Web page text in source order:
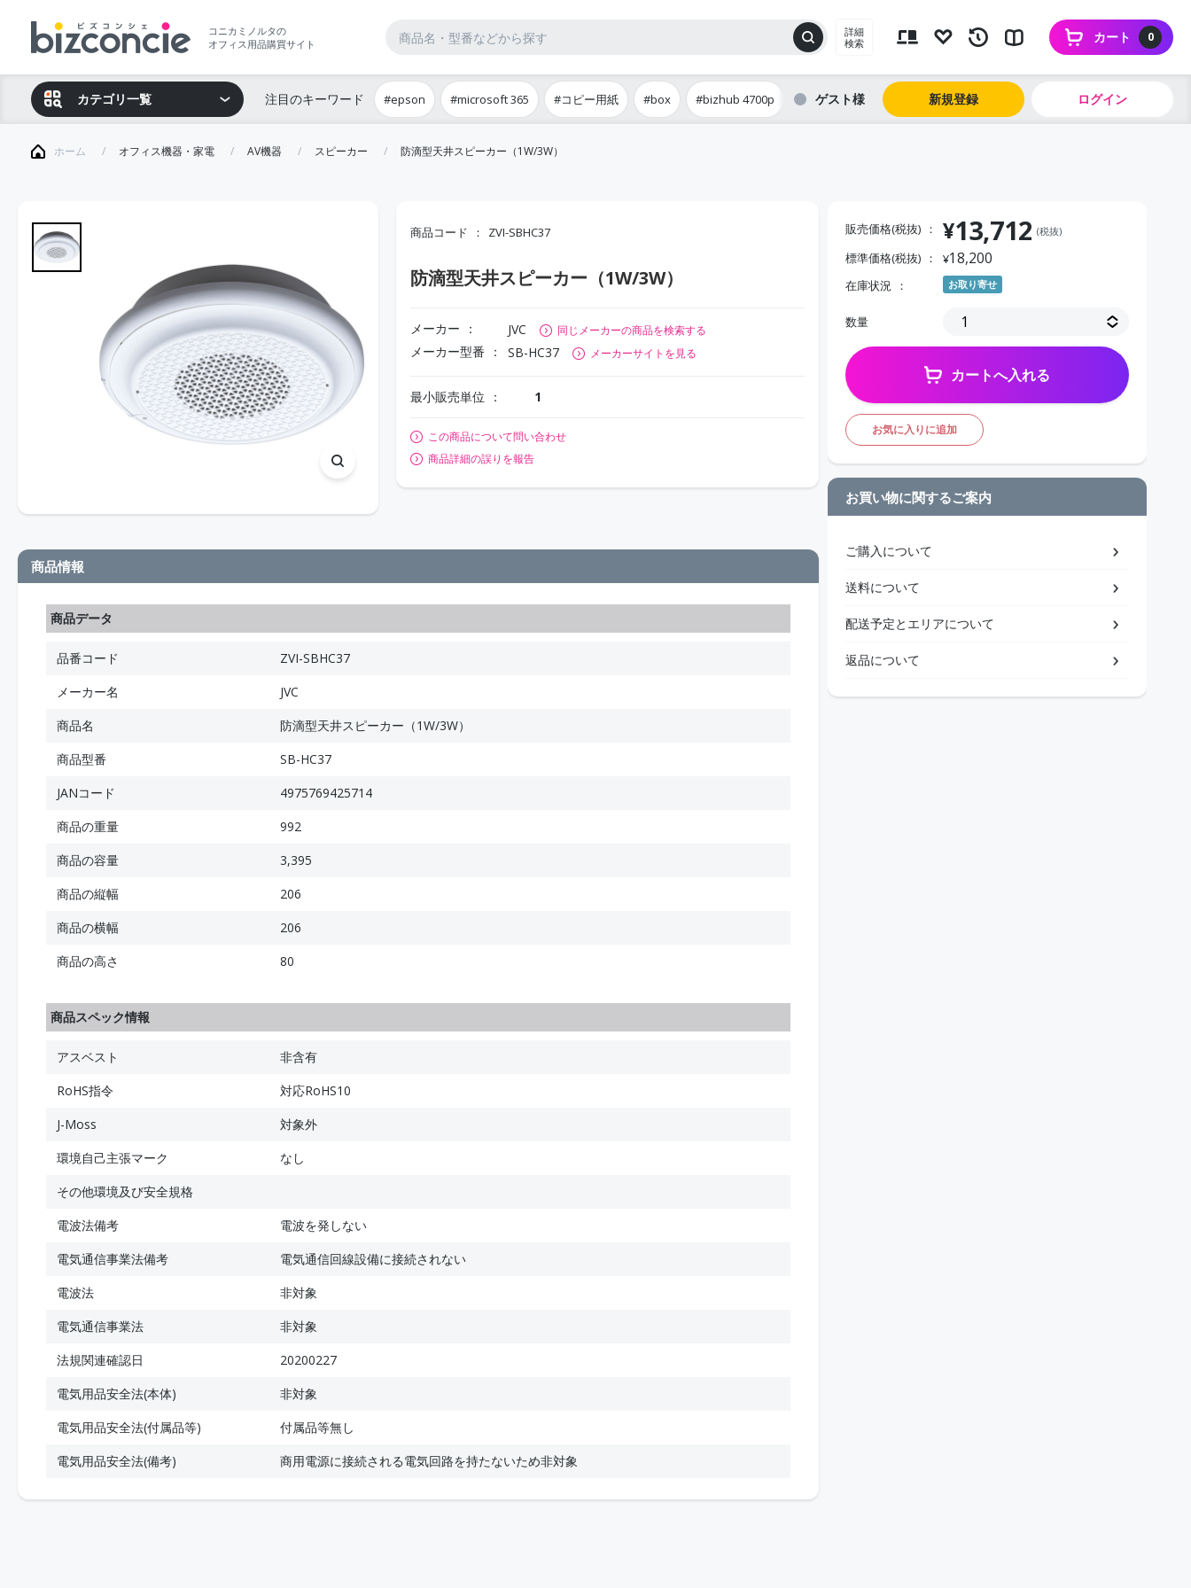
コニカミノルタの
オフィス用品購買サイト
詳細
検索
0
カート
カテゴリ一覧 注目のキーワード #epson #microsoft 365 #コピー用紙 #box #bizhub 4700p ゲスト 新規登録 ログイン
ホーム オフィス機器・家電 AV機器 スピーカー 防滴型天井スピーカー（1W/3W）
商品コード ZVI-SBHC37
防滴型天井スピーカー（1W/3W）
メーカー JVC 同じメーカーの商品を検索する
メーカー型番 SB-HC37 メーカーサイトを見る
最小販売単位 1
この商品について問い合わせ
商品詳細の誤りを報告
商品情報
商品データ
品番コード
ZVI-SBHC37
メーカー名
JVC
商品名
防滴型天井スピーカー（1W/3W）
商品型番
SB-HC37
JANコード
4975769425714
商品の重量
992
商品の容量
3,395
商品の縦幅
206
商品の横幅
206
商品の高さ
80
商品スペック情報
アスベスト
非含有
RoHS指令
対応RoHS10
J-Moss
対象外
環境自己主張マーク
なし
その他環境及び安全規格
電波法備考
電波を発しない
電気通信事業法備考
電気通信回線設備に接続されない
電波法
非対象
電気通信事業法
非対象
法規関連確認日
20200227
電気用品安全法(本体)
非対象
電気用品安全法(付属品等)
付属品等無し
電気用品安全法(備考)
商用電源に接続される電気回路を持たないため非対象
販売価格(税抜) ¥13,712 (税抜)
標準価格(税抜) ¥18,200
在庫状況 お取り寄せ
数量
カートへ入れる
お気に入りに追加
お買い物に関するご案内
ご購入について
送料について
配送予定とエリアについて
返品について